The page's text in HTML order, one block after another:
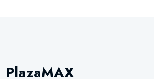
PlazaMAX